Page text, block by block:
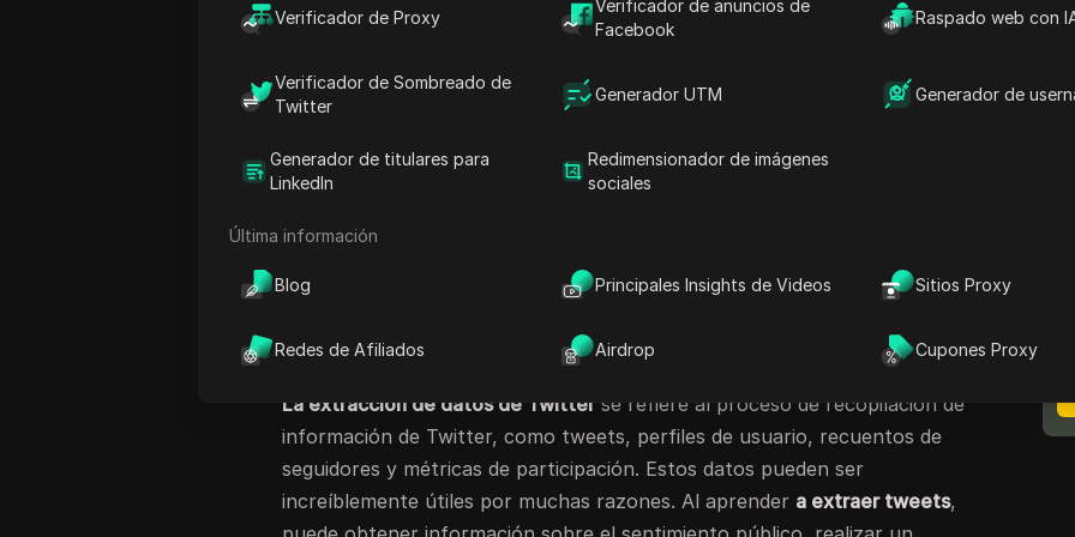
Verificador de Proxy
Verificador de anuncios de
Facebook
Raspado web con
Verificador de Sombreado de
Twitter
Generador UTM Generador de
Generador de titulares para
LinkedIn
Redimensionador de imágenes
sociales
Última información
Blog Principales Insights de Videos Sitios Proxy
Redes de Afiliados Airdrop Cupones Proxy
estetutorial de raspado de tweets, aprenderá cómo
raspar tweets de
Por ejemplo, las empresas pueden usar la extracción de tweets para
marketing pueden realizar un seguimiento de las reacciones a las
Twitterte ayudará a empezar con la
qué es beneficiosa?
La extracción de datos de Twitter se refiere al proceso de recopilación de
información de Twitter, como tweets, perfiles de usuario, recuentos de
seguidores y métricas de participación. Estos datos pueden ser
increíblemente útiles por muchas razones. Al aprender a extraer tweets,